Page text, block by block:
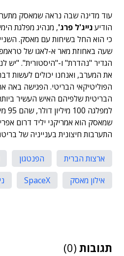
עוד מדינה שבה נראה שמאסק
הודיענייג'ל פרג', מנהיג מפלגת
כי הוא החל בשיחות עם מאסק.
שעה באחוזת מאר א-לאגו של
הגדיר "נהדרת" ו-"היסטורית". "יש
את המערב, ואנחנו יכולים לעשות
הפוליטיקאי הבריטי. הפגישה באה
הבריטית שלפיהם האיש העשיר
שמאסק הוא אמריקני יליד דרום
התערבות חיצונית בענייניה של
ארצות הברית הפנטגון
אילון מאסק
SpaceX
תגובות (0)